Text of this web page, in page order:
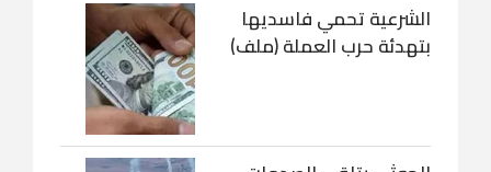
الشرعية تحمي فاسديها
بتهدئة حرب العملة (ملف)